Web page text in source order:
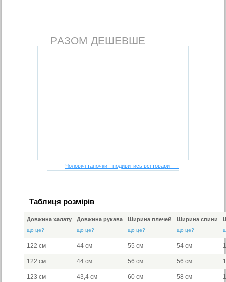
РАЗОМ ДЕШЕВШЕ
Чоловічі тапочки - подивитись всі товари →
Таблиця розмірів
Довжина халату
що це?
Довжина рукава
що це?
Ширина плечей
що це?
Ширина спини
що це?
122 см 44 см 55 см 54 см
122 см 44 см 56 см 56 см
123 см 43,4 см 60 см 58 см